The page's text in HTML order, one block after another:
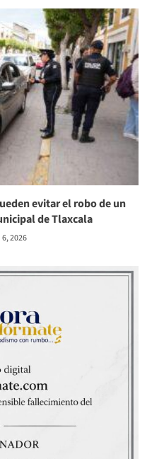
evitar el robo de un
de Tlaxcala
2026